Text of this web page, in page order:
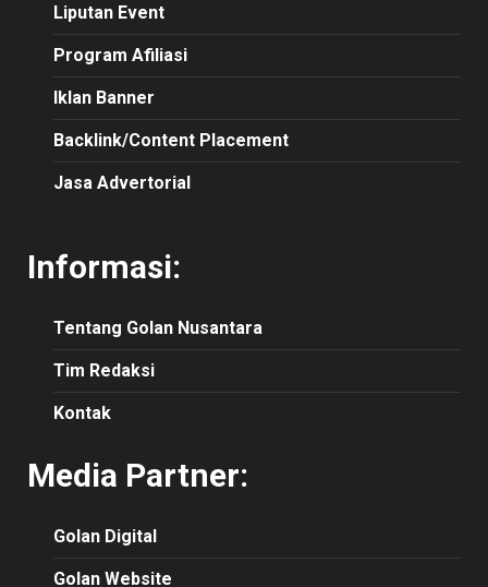
Liputan Event
Program Afiliasi
Iklan Banner
Backlink/Content Placement
Jasa Advertorial
Informasi:
Tentang Golan Nusantara
Tim Redaksi
Kontak
Media Partner:
Golan Digital
Golan Website